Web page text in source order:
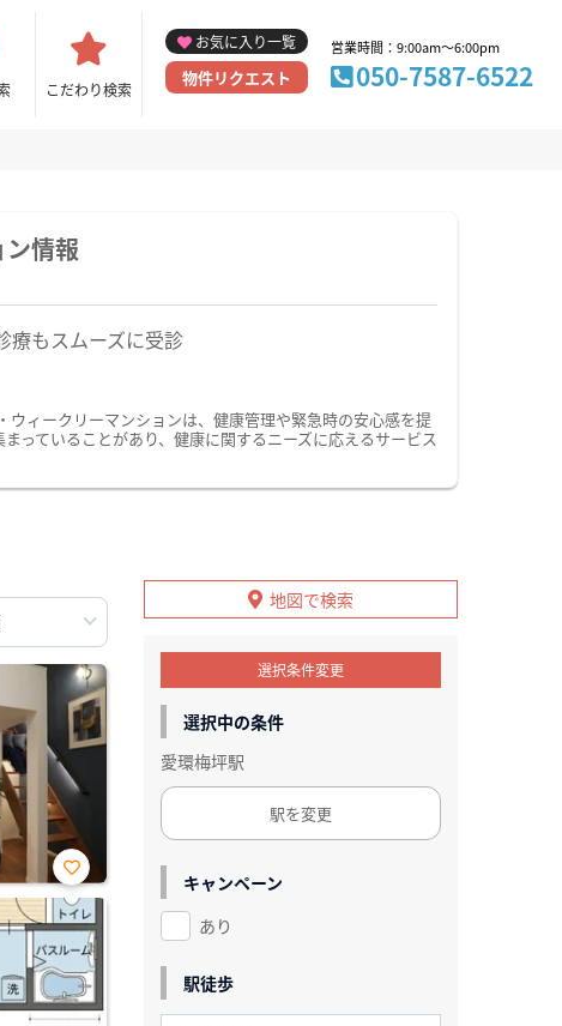
こだわり検索
お気に入り一覧
物件リクエスト
営業時間：9:00am～6:00pm
050-7587-6522
情報
療もスムーズに受診
ィークリーマンションは、健康管理や緊急時の安心感を提
っていることがあり、健康に関するニーズに応えるサービス
お気
に入
り登
録
地図で検索
選択条件変更
選択中の条件
愛環梅坪駅
駅を変更
キャンペーン
あり
駅徒歩